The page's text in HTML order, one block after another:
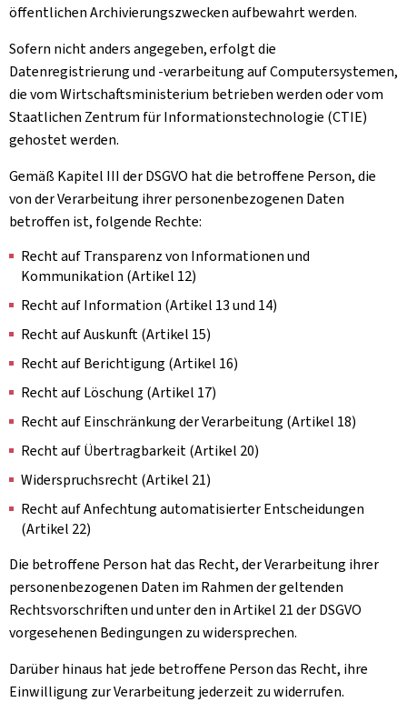
öffentlichen Archivierungszwecken aufbewahrt werden.
Sofern nicht anders angegeben, erfolgt die
Datenregistrierung und -verarbeitung auf Computersystemen,
die vom Wirtschaftsministerium betrieben werden oder vom
Staatlichen Zentrum für Informationstechnologie (CTIE)
gehostet werden.
Gemäß Kapitel III der DSGVO hat die betroffene Person, die
von der Verarbeitung ihrer personenbezogenen Daten
betroffen ist, folgende Rechte:
Recht auf Transparenz von Informationen und
Kommunikation (Artikel 12)
Recht auf Information (Artikel 13 und 14)
Recht auf Auskunft (Artikel 15)
Recht auf Berichtigung (Artikel 16)
Recht auf Löschung (Artikel 17)
Recht auf Einschränkung der Verarbeitung (Artikel 18)
Recht auf Übertragbarkeit (Artikel 20)
Widerspruchsrecht (Artikel 21)
Recht auf Anfechtung automatisierter Entscheidungen
(Artikel 22)
Die betroffene Person hat das Recht, der Verarbeitung ihrer
personenbezogenen Daten im Rahmen der geltenden
Rechtsvorschriften und unter den in Artikel 21 der DSGVO
vorgesehenen Bedingungen zu widersprechen.
Darüber hinaus hat jede betroffene Person das Recht, ihre
Einwilligung zur Verarbeitung jederzeit zu widerrufen.